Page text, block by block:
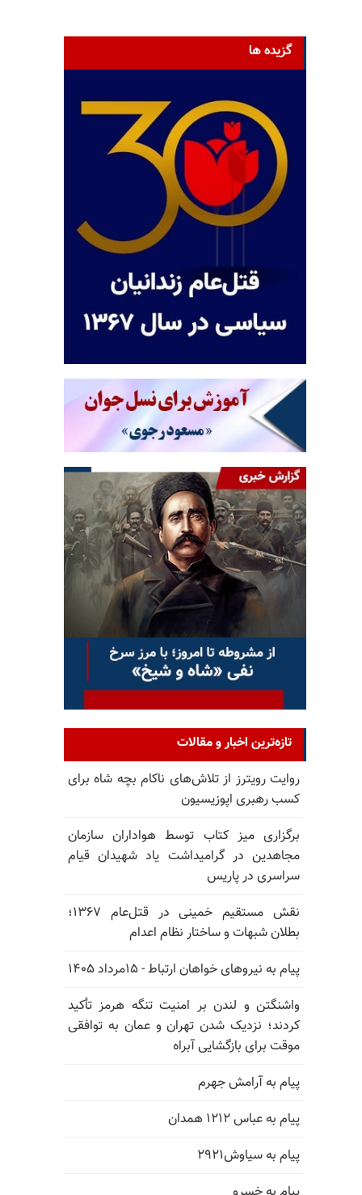
گزیده ها
تازه‌ترین اخبار و مقالات
روایت رویترز از تلاش‌های ناکام بچه شاه برای
کسب رهبری اپوزیسیون
برگزاری میز کتاب توسط هواداران سازمان
مجاهدین در گرامیداشت یاد شهیدان قیام
سراسری در پاریس
نقش مستقیم خمینی در قتل‌عام ۱۳۶۷؛
بطلان شبهات و ساختار نظام اعدام
پیام به نیروهای خواهان ارتباط - ۱۵مرداد ۱۴۰۵
واشنگتن و لندن بر امنیت تنگه هرمز تأکید
کردند؛ نزدیک شدن تهران و عمان به توافقی
موقت برای بازگشایی آبراه
پیام به آرامش جهرم
پیام به عباس ۱۲۱۲ همدان
پیام به سیاوش۲۹۲۱